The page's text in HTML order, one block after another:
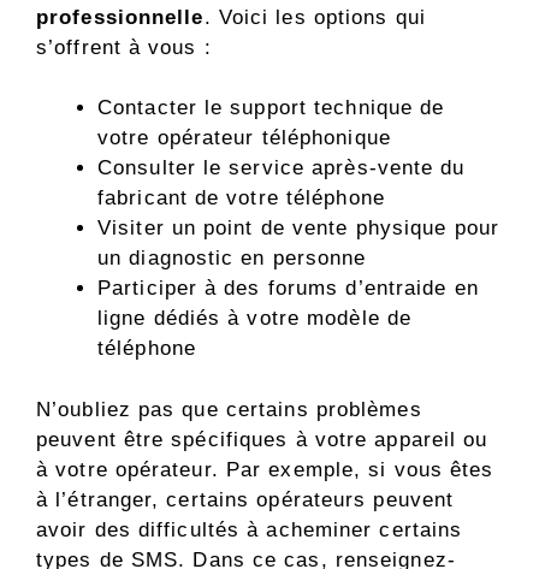
professionnelle. Voici les options qui
s’offrent à vous :
Contacter le support technique de
votre opérateur téléphonique
Consulter le service après-vente du
fabricant de votre téléphone
Visiter un point de vente physique pour
un diagnostic en personne
Participer à des forums d’entraide en
ligne dédiés à votre modèle de
téléphone
N’oubliez pas que certains problèmes
peuvent être spécifiques à votre appareil ou
à votre opérateur. Par exemple, si vous êtes
à l’étranger, certains opérateurs peuvent
avoir des difficultés à acheminer certains
types de SMS. Dans ce cas, renseignez-